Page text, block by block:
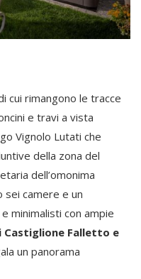
cui rimangono le tracce
e travi a vista
Vignolo Lutati che
della zona del
dell’omonima
sei camere e un
minimalisti con ampie
Castiglione Falletto e
un panorama